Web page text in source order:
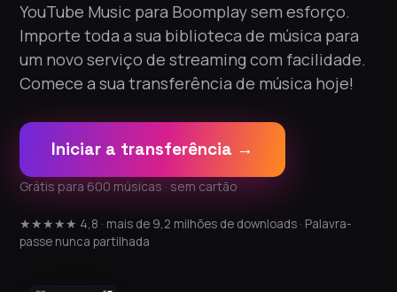
YouTube Music para Boomplay sem esforço.
Importe toda a sua biblioteca de música para
um novo serviço de streaming com facilidade.
Comece a sua transferência de música hoje!
Iniciar a transferência →
Grátis para 600 músicas · sem cartão
★★★★★ 4,8 · mais de 9,2 milhões de downloads · Palavra-
passe nunca partilhada